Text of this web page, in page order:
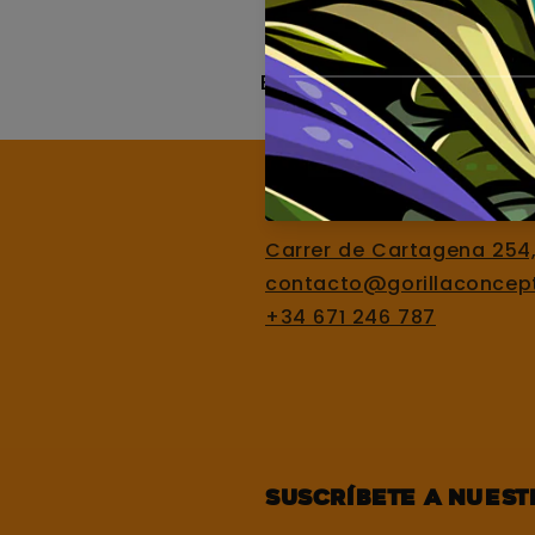
Bongs
Llámanos
Carrer de Cartagena
+34 671 246 787
Suscríbete a